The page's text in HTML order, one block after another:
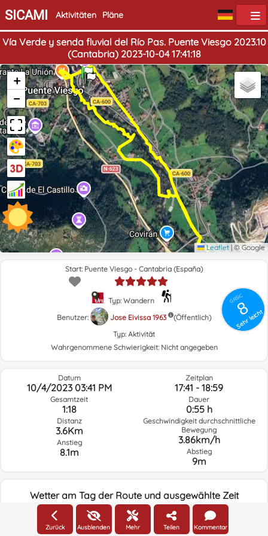
SICAMI Aktivitäten Pläne
Vía Verde y senda fluvial del Río Pas. Puente Viesgo 2023.10
(Cantabria) 2023-10-04 17:41:18
Start
Ende
+
−
Leaflet | © Google
GRSIC
8
Sehr leicht
Start: Puente Viesgo - Cantabria (España)
Typ: Wandern
Benutzer:
Jose Eivissa 1963
(Öffentlich)
Typ: Aktivität
Wahrgenommene Schwierigkeit: Nicht angegeben
Datum
10/4/2023 03:41 PM
Gesamtzeit
1:18
Distanz
3.6Km
Anstieg
8.1m
Zeitplan
17:41 - 18:59
Dauer
0:55 h
Geschwindigkeit durchschnittliche
Bewegung
3.86km/h
Abstieg
9m
Wetter am Tag der Route und ausgewählte Zeit
15:00
Zurück Ausblenden Mehr Teilen Kommentar